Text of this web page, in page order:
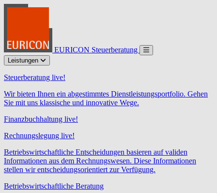
EURICON Steuerberatung
Leistungen
Steuerberatung live!
Wir bieten Ihnen ein abgestimmtes Dienstleistungsportfolio. Gehen
Sie mit uns klassische und innovative Wege.
Finanzbuchhaltung live!
Rechnungslegung live!
Betriebswirtschaftliche Entscheidungen basieren auf validen
Informationen aus dem Rechnungswesen. Diese Informationen
stellen wir entscheidungsorientiert zur Verfügung.
Betriebswirtschaftliche Beratung